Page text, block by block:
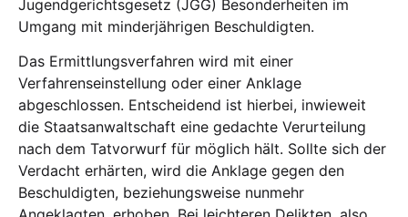
Jugendgerichtsgesetz (JGG) Besonderheiten im
Umgang mit minderjährigen Beschuldigten.
Das Ermittlungsverfahren wird mit einer
Verfahrenseinstellung oder einer Anklage
abgeschlossen. Entscheidend ist hierbei, inwieweit
die Staatsanwaltschaft eine gedachte Verurteilung
nach dem Tatvorwurf für möglich hält. Sollte sich der
Verdacht erhärten, wird die Anklage gegen den
Beschuldigten, beziehungsweise nunmehr